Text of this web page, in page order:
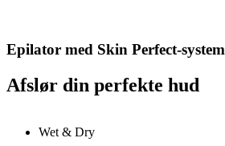
Epilator med Skin Perfect-system
Afslør din perfekte hud
Wet & Dry